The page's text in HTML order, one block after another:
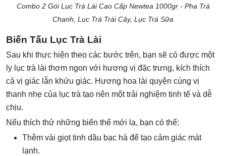
Combo 2 Gói Lục Trà Lài Cao Cấp Newtea 1000gr - Pha Trà
Chanh, Lục Trà Trái Cây, Lục Trà Sữa
Biến Tấu Lục Trà Lài
Sau khi thực hiện theo các bước trên, bạn sẽ có được một
ly lục trà lài thơm ngon với hương vị đặc trưng, kích thích
cả vị giác lẫn khứu giác. Hương hoa lài quyện cùng vị
thanh nhẹ của lục trà tạo nên một trải nghiệm tinh tế và dễ
chịu.
Nếu thích thử những biến thể mới lạ, bạn có thể:
Thêm vài giọt tinh dầu bạc hà để tạo cảm giác mát
lạnh.